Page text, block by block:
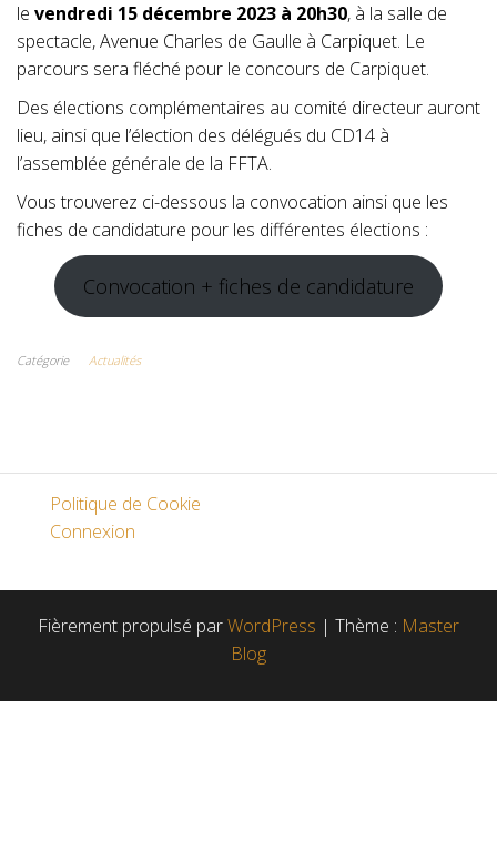
le vendredi 15 décembre 2023 à 20h30, à la salle de
spectacle, Avenue Charles de Gaulle à Carpiquet. Le
parcours sera fléché pour le concours de Carpiquet.
Des élections complémentaires au comité directeur auront
lieu, ainsi que l’élection des délégués du CD14 à
l’assemblée générale de la FFTA.
Vous trouverez ci-dessous la convocation ainsi que les
fiches de candidature pour les différentes élections :
Convocation + fiches de candidature
Catégorie Actualités
Politique de Cookie
Connexion
Fièrement propulsé parWordPress | Thème : Master
Blog